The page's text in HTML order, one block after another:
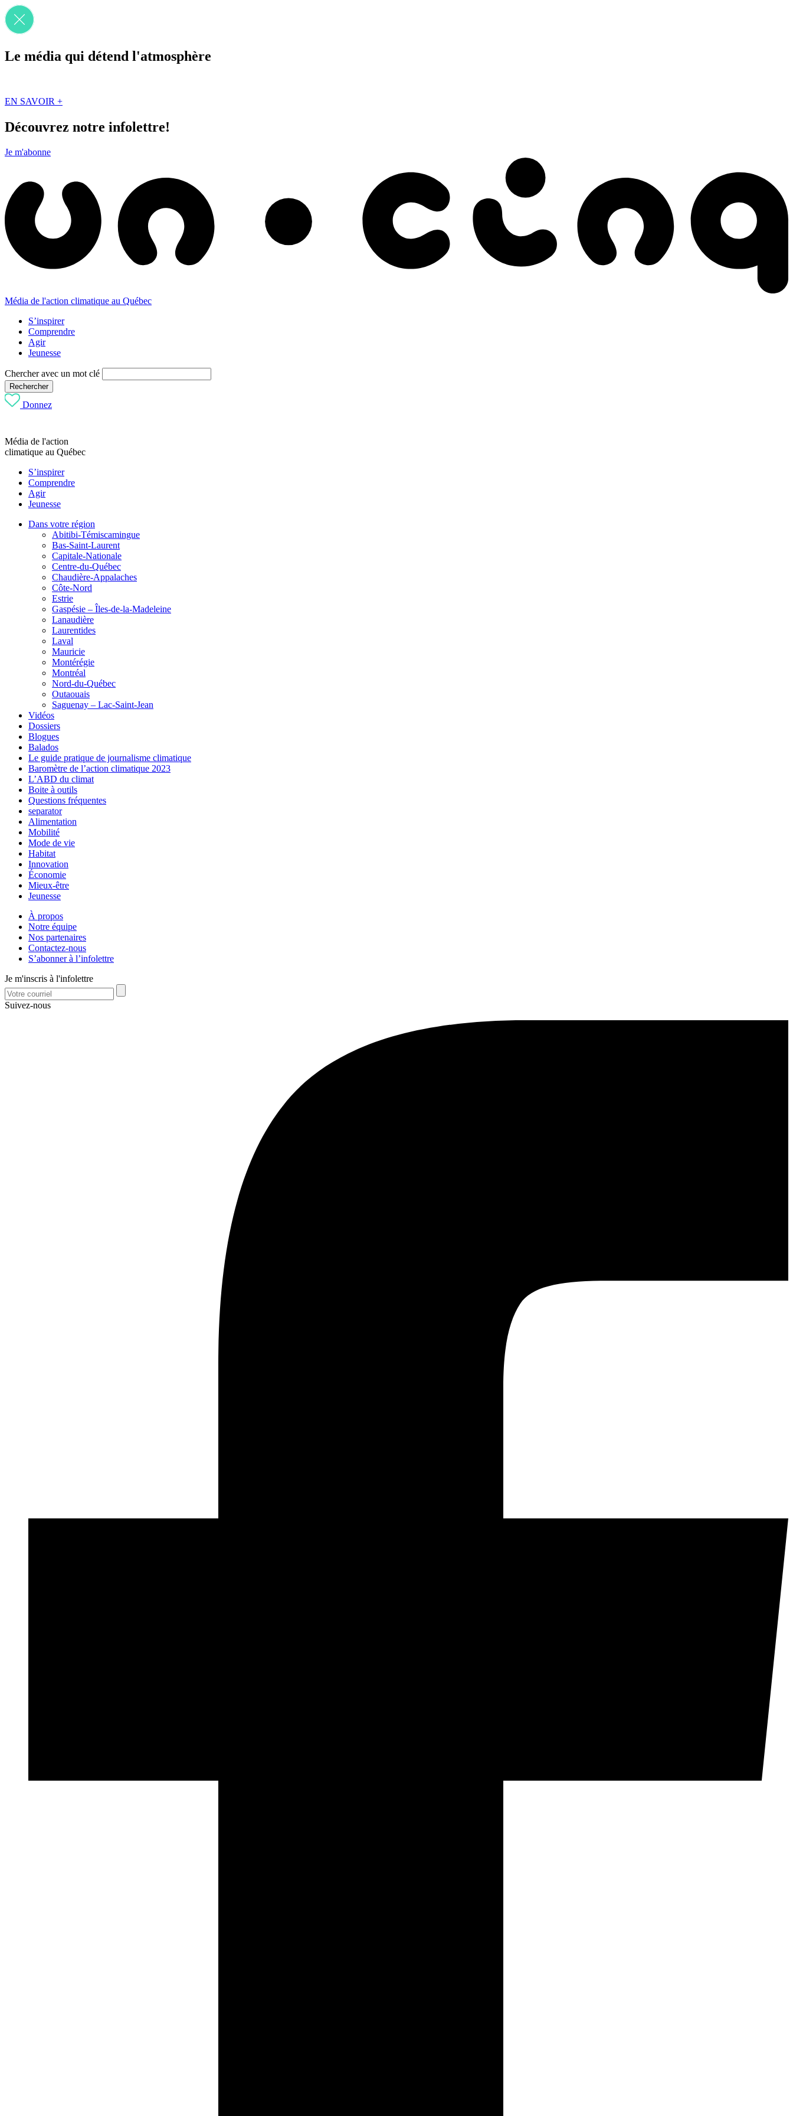
Le média qui détend l'atmosphère
EN SAVOIR +
Découvrez notre infolettre!
Je m'abonne
Média de l'action climatique au Québec
S’inspirer
Comprendre
Agir
Jeunesse
Chercher avec un mot clé
Rechercher
Donnez
Média de l'action
climatique au Québec
S’inspirer
Comprendre
Agir
Jeunesse
Dans votre région
Abitibi-Témiscamingue
Bas-Saint-Laurent
Capitale-Nationale
Centre-du-Québec
Chaudière-Appalaches
Côte-Nord
Estrie
Gaspésie – Îles-de-la-Madeleine
Lanaudière
Laurentides
Laval
Mauricie
Montérégie
Montréal
Nord-du-Québec
Outaouais
Saguenay – Lac-Saint-Jean
Vidéos
Dossiers
Blogues
Balados
Le guide pratique de journalisme climatique
Baromètre de l’action climatique 2023
L’ABD du climat
Boite à outils
Questions fréquentes
separator
Alimentation
Mobilité
Mode de vie
Habitat
Innovation
Économie
Mieux-être
Jeunesse
À propos
Notre équipe
Nos partenaires
Contactez-nous
S’abonner à l’infolettre
Je m'inscris à l'infolettre
Suivez-nous